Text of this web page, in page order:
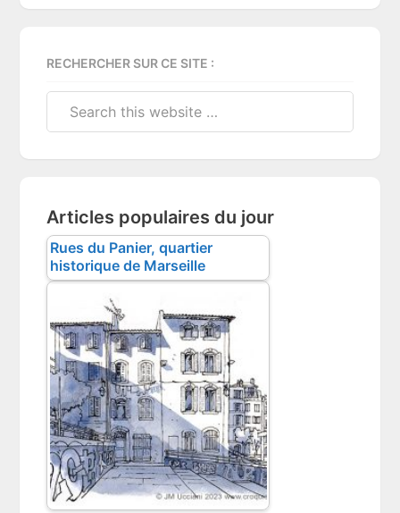
RECHERCHER SUR CE SITE :
Articles populaires du jour
Rues du Panier, quartier
historique de Marseille